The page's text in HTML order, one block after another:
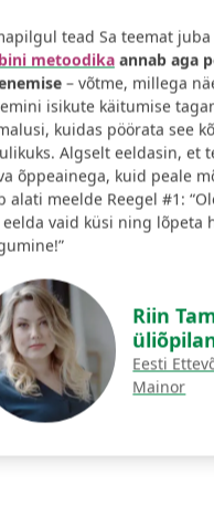
tead Sa teemat
metoodikaannab aga
– võtme, millega
isikute käitumise
kuidas pöörata see
Algselt eeldasin, et
õppeainega, kuid peale
alati meelde Reegel #1:
vaid küsi ning lõpeta
Riin
Eesti
Mainor